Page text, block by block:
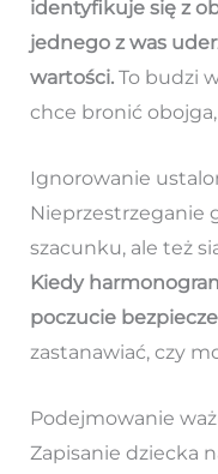
identyfikuje się z
jednego z was
wartości.To budzi
chce bronić
Ignorowanie
Nieprzestrzeganie
szacunku, ale też
Kiedy
poczucie
zastanawiać, czy
Podejmowanie
Zapisanie dziecka